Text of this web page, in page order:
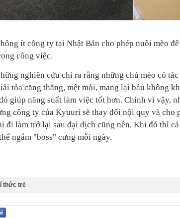
ít công ty tại Nhật Bản cho phép nuôi mèo
công việc.
nghiên cứu chỉ ra rằng những chú mèo có
tỏa căng thẳng, mệt mỏi, mang lại bầu không
giúp năng suất làm việc tốt hơn. Chính vì vậy,
công ty của Kyuuri sẽ thay đổi nội quy và cho
đi làm trở lại sau đại dịch cũng nên. Khi đó thì
ngắm "boss" cưng mỗi ngày.
thức trẻ